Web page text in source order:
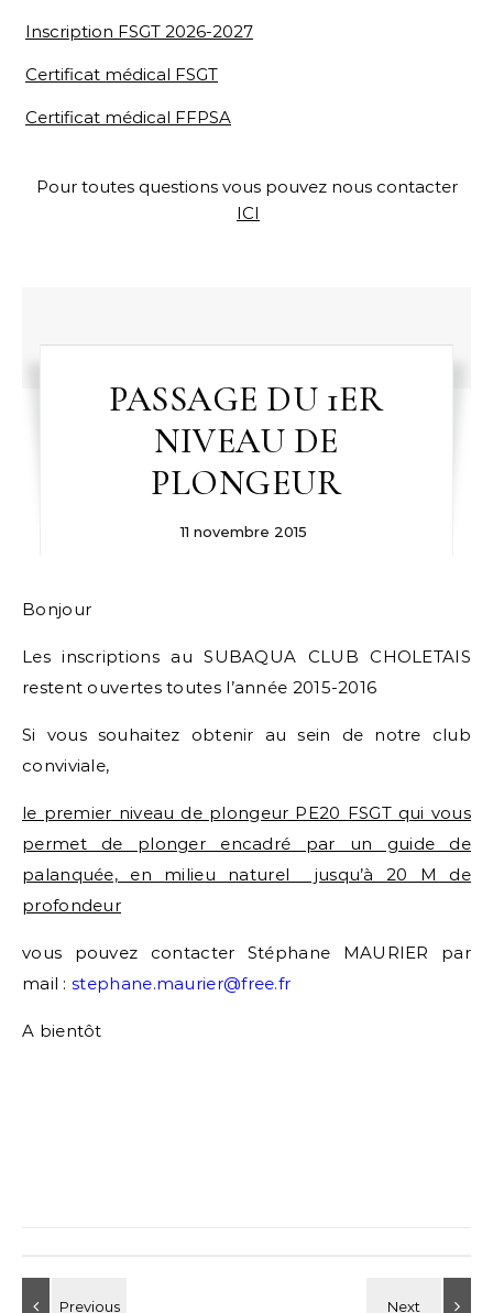
Inscription FSGT 2026-2027
Certificat médical FSGT
Certificat médical FFPSA
Pour toutes questions vous pouvez nous contacter
ICI
PASSAGE DU 1ER
NIVEAU DE
PLONGEUR
11 novembre 2015
Bonjour
Les inscriptions au SUBAQUA CLUB CHOLETAIS
restent ouvertes toutes l’année 2015-2016
Si vous souhaitez obtenir au sein de notre club
conviviale,
le premier niveau de plongeur PE20 FSGT qui vous
permet de plonger encadré par un guide de
palanquée, en milieu naturel jusqu’à 20 M de
profondeur
vous pouvez contacter Stéphane MAURIER par
mail : stephane.maurier@free.fr
A bientôt